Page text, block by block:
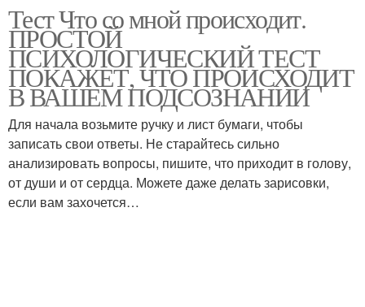
Тест Что со мной происходит.
ПРОСТОЙ
ПСИХОЛОГИЧЕСКИЙ ТЕСТ
ПОКАЖЕТ, ЧТО ПРОИСХОДИТ
В ВАШЕМ ПОДСОЗНАНИИ
Для начала возьмите ручку и лист бумаги, чтобы
записать свои ответы. Не старайтесь сильно
анализировать вопросы, пишите, что приходит в голову,
от души и от сердца. Можете даже делать зарисовки,
если вам захочется…